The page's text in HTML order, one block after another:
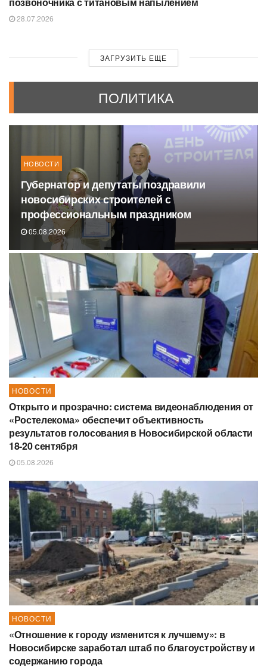
28.07.2026
ЗАГРУЗИТЬ ЕЩЕ
ПОЛИТИКА
НОВОСТИ
Губернатор и депутаты поздравили
новосибирских строителей с
профессиональным праздником
05.08.2026
НОВОСТИ
Открыто и прозрачно: система видеонаблюдения от
«Ростелекома» обеспечит объективность
результатов голосования в Новосибирской области
18-20 сентября
05.08.2026
НОВОСТИ
«Отношение к городу изменится к лучшему»: в
Новосибирске заработал штаб по благоустройству и
содержанию города